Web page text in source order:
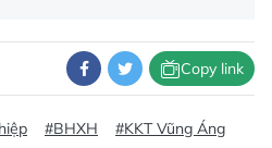
Copy link
#BHXH #KKT Vũng Áng